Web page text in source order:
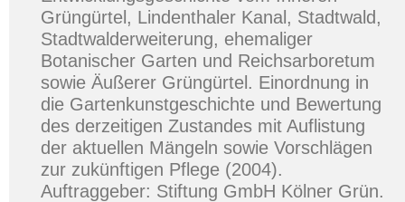
Grüngürtel, Lindenthaler Kanal, Stadtwald,
Stadtwalderweiterung, ehemaliger
Botanischer Garten und Reichsarboretum
sowie Äußerer Grüngürtel. Einordnung in
die Gartenkunstgeschichte und Bewertung
des derzeitigen Zustandes mit Auflistung
der aktuellen Mängeln sowie Vorschlägen
zur zukünftigen Pflege (2004).
Auftraggeber: Stiftung GmbH Kölner Grün.